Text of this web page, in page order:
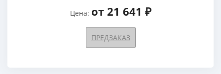
Цена: от 21 641 ₽
ПРЕДЗАКАЗ